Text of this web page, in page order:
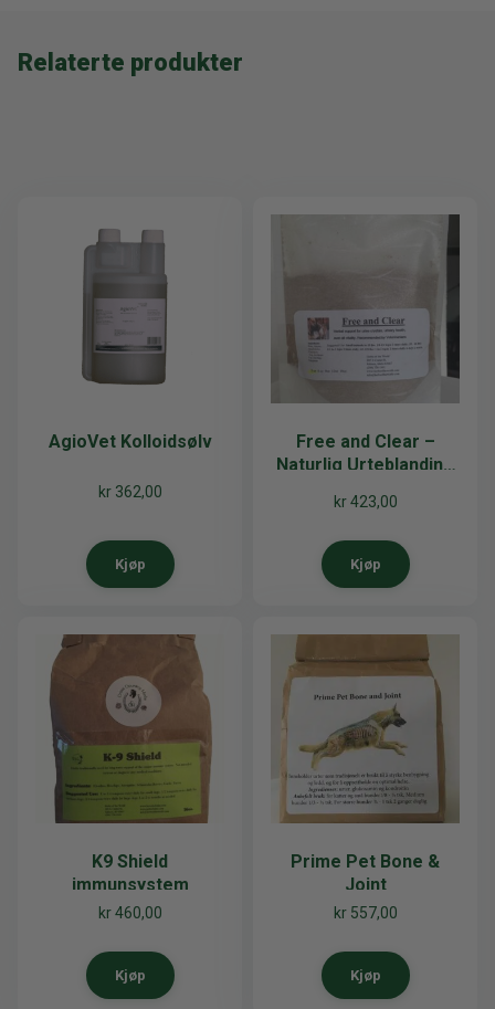
Relaterte produkter
AgioVet Kolloidsølv
kr362,00
Kjøp
Free and Clear –
Naturlig Urteblanding
hos Hund og Katt
kr423,00
Kjøp
K9 Shield
immunsystem
kr460,00
Kjøp
Prime Pet Bone &
Joint
kr557,00
Kjøp